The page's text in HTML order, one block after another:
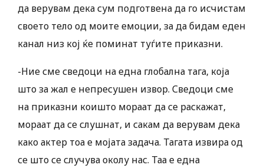
да верувам дека сум подготвена да го исчистам
своето тело од моите емоции, за да бидам еден
канал низ кој ќе поминат туѓите приказни.
-Ние сме сведоци на една глобална тага, која
што за жал е непресушен извор. Сведоци сме
на приказни коишто мораат да се раскажат,
мораат да се слушнат, и сакам да верувам дека
како актер тоа е мојата задача. Тагата извира од
се што се случува околу нас. Таа е една